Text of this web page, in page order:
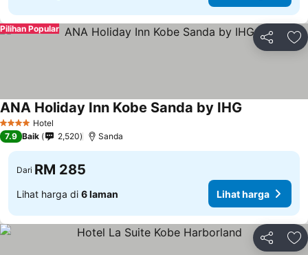
Kongsi
Pilihan Popular
4 BintangHotel
ANA Holiday Inn Kobe Sanda by IHG
7.9 Baik 2,520 Sanda
Dari RM 285
Lihat harga di 6 laman Lihat harga
Kongsi